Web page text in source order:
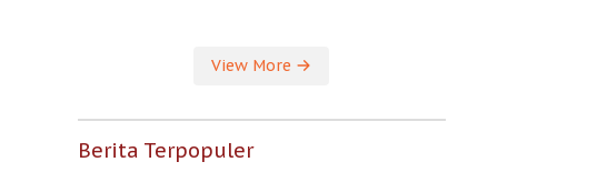
View More
Berita Terpopuler